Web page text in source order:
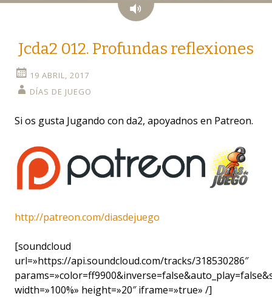
Audio
Jcda2 012. Profundas reflexiones
19 ABRIL, 2017
DÍAS DE JUEGO
Si os gusta Jugando con da2, apoyadnos en Patreon.
http://patreon.com/diasdejuego
[soundcloud
url=»https://api.soundcloud.com/tracks/318530286″
width=»100%» height=»20″ iframe=»true» /]